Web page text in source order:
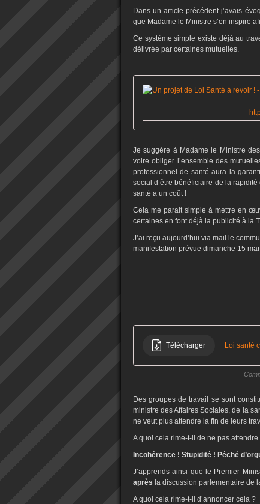
Dans un article précédent j’avais
que Madame le Ministre s’en inspire
Ce système simple existe déjà au
délivrée par certaines mutuelles.
Je suggère à Madame le Ministre
voire obliger l’ensemble des
professionnel de santé aura la
social d’être bénéficiaire de la
santé a un coût !
Cela me parait simple à mettre en
certaines en font déjà la publicité à la
J’ai reçu aujourd’hui via mail le
manifestation prévue dimanche 15
Télécharger Loi santé
Des groupes de travail se sont
ministre des Affaires Sociales, de la
ne veut plus attendre la fin de leurs
A quoi cela rime-t-il de ne pas
Incohérence ! Stupidité ! Péché
J’apprends ainsi que le Premier
après la discussion parlementaire de
A quoi cela rime-t-il d’annoncer cela ?